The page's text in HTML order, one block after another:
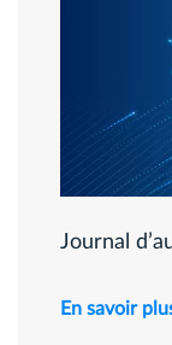
Journal
En savoir